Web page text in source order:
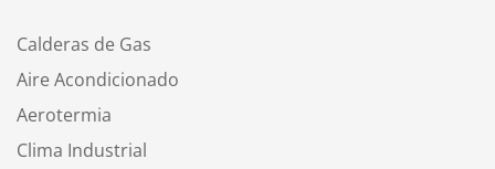
Calderas de Gas
Aire Acondicionado
Aerotermia
Clima Industrial